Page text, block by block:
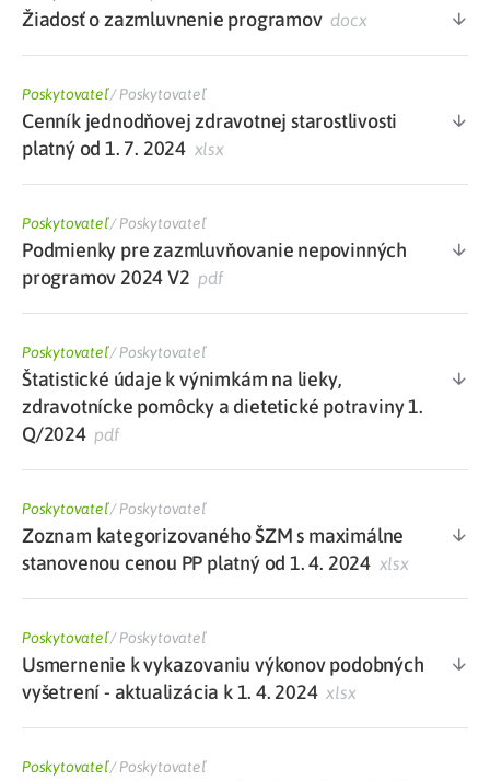
Žiadosť o zazmluvnenie programovdocx
Poskytovateľ/Poskytovateľ
Cenník jednodňovej zdravotnej starostlivosti
platný od 1. 7. 2024 xlsx
Poskytovateľ/Poskytovateľ
Podmienky pre zazmluvňovanie nepovinných
programov 2024 V2 pdf
Poskytovateľ/Poskytovateľ
Štatistické údaje k výnimkám na lieky,
zdravotnícke pomôcky a dietetické potraviny 1.
Q/2024pdf
Poskytovateľ/Poskytovateľ
Zoznam kategorizovaného ŠZM s maximálne
stanovenou cenou PP platný od 1. 4. 2024 xlsx
Poskytovateľ/Poskytovateľ
Usmernenie k vykazovaniu výkonov podobných
vyšetrení - aktualizácia k 1. 4. 2024xlsx
Poskytovateľ/Poskytovateľ